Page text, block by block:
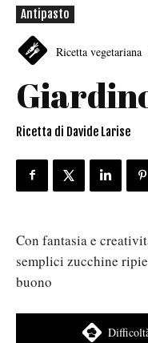
Antipasto
Ricetta vegetariana
Ricetta di Davide Larise
Con fantasia e
semplici zucchine
buono